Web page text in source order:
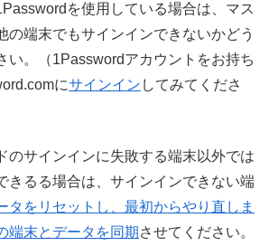
を使用している場合は、マス
の端末でもサインインできないかどう
い。（1Passwordアカウントをお持ち
にサインイン してみてくださ
のサインインに失敗する端末以外では
きるる場合は、サインインできない端
タをリセットし、最初からやり直しま
端末とデータを同期 させてください。